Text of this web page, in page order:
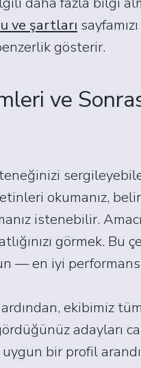
ve şartları
gösterir.
ve
okumanız,
istenebilir.
görmek. Bu
— en iyi
ekibimiz
adayları
bir profil